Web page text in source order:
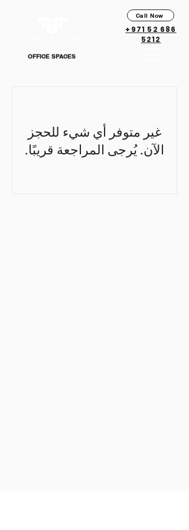
Call Now
+971 52 686
5212
OFFICE SPACES
غير متوفر أي شيء للحجز
الآن. يُرجى المراجعة قريبًا.